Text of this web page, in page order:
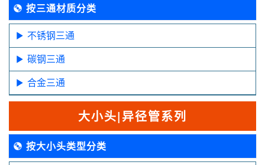
按三通材质分类
不锈钢三通
碳钢三通
合金三通
大小头|异径管系列
按大小头类型分类